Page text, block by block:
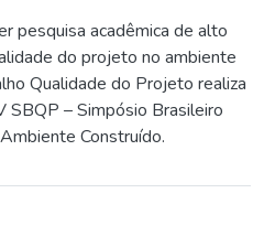
pesquisa acadêmica de alto
do projeto no ambiente
Qualidade do Projeto realiza
SBQP – Simpósio Brasileiro
Construído.